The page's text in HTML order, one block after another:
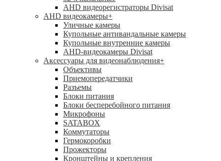
AHD видеорегистраторы Divisat
AHD видеокамеры+
Уличные камеры
Купольные антивандальные камеры
Купольные внутренние камеры
AHD-видеокамеры Divisat
Аксессуары для видеонаблюдения+
Объективы
Приемопередатчики
Разъемы
Блоки питания
Блоки бесперебойного питания
Микрофоны
SATABOX
Коммутаторы
Гермокоробки
Прожекторы
Кронштейны и крепления